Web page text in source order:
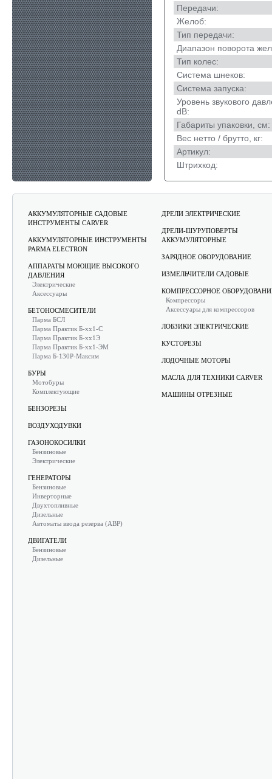
Передачи:
Желоб:
Тип передачи:
Диапазон поворота
Тип колес:
Система шнеков:
Система запуска:
Уровень звукового
dB:
Габариты упаковки, см:
Вес нетто / брутто, кг:
Артикул:
Штрихкод:
АККУМУЛЯТОРНЫЕ САДОВЫЕ
ИНСТРУМЕНТЫ CARVER
АККУМУЛЯТОРНЫЕ ИНСТРУМЕНТЫ
PARMA ELECTRON
АППАРАТЫ МОЮЩИЕ ВЫСОКОГО
ДАВЛЕНИЯ
Электрические
Аксессуары
БЕТОНОСМЕСИТЕЛИ
Парма БСЛ
Парма Практик Б-хх1-С
Парма Практик Б-хх1Э
Парма Практик Б-хх1-ЭМ
Парма Б-130Р-Максим
БУРЫ
Мотобуры
Комплектующие
БЕНЗОРЕЗЫ
ВОЗДУХОДУВКИ
ГАЗОНОКОСИЛКИ
Бензиновые
Электрические
ГЕНЕРАТОРЫ
Бензиновые
Инверторные
Двухтопливные
Дизельные
Автоматы ввода резерва (АВР)
ДВИГАТЕЛИ
Бензиновые
Дизельные
ДРЕЛИ ЭЛЕКТРИЧЕСКИЕ
ДРЕЛИ-ШУРУПОВЕРТЫ
АККУМУЛЯТОРНЫЕ
ЗАРЯДНОЕ ОБОРУДОВАНИЕ
ИЗМЕЛЬЧИТЕЛИ САДОВЫЕ
КОМПРЕССОРНОЕ
Компрессоры
Аксессуары для компрессоров
ЛОБЗИКИ ЭЛЕКТРИЧЕСКИЕ
КУСТОРЕЗЫ
ЛОДОЧНЫЕ МОТОРЫ
МАСЛА ДЛЯ ТЕХНИКИ CARVER
МАШИНЫ ОТРЕЗНЫЕ